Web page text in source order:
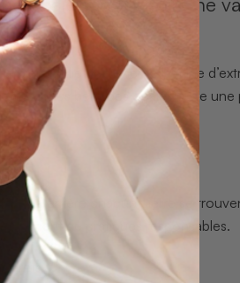
pierre. Elle documente la mine
la plus belle des opales reste une
Derrière chaque pierre se
de pratiques responsables.
: